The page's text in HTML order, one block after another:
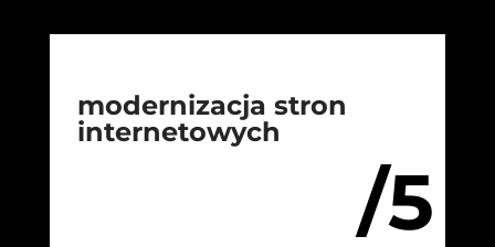
/5
modernizacja stron
internetowych